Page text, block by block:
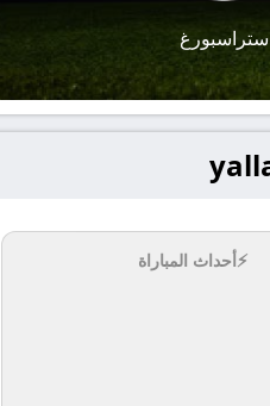
ستراسبورغ
⚡أحداث المباراة